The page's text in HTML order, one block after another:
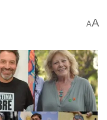
AA